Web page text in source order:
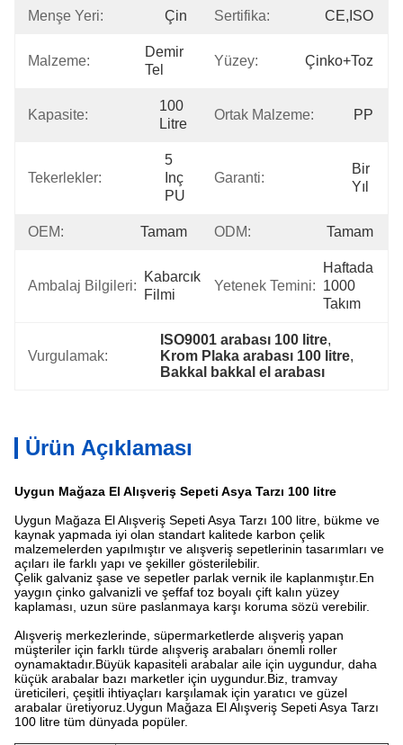
Menşe Yeri: Çin Sertifika: CE,ISO
Malzeme:
Demir
Tel
Yüzey: Çinko+toz
Kapasite:
100
Litre
Ortak Malzeme: PP
Tekerlekler:
5
Inç
PU
Garanti:
Bir
Yıl
OEM: Tamam ODM: Tamam
Ambalaj Bilgileri:
Kabarcık
Filmi
Yetenek Temini:
Haftada
1000
Takım
Vurgulamak:
ISO9001 arabası 100 litre,
Krom Plaka arabası 100 litre,
Bakkal bakkal el arabası
Ürün Açıklaması
Uygun Mağaza El Alışveriş Sepeti Asya Tarzı 100 litre
Uygun Mağaza El Alışveriş Sepeti Asya Tarzı 100 litre, bükme ve
kaynak yapmada iyi olan standart kalitede karbon çelik
malzemelerden yapılmıştır ve alışveriş sepetlerinin tasarımları ve
açıları ile farklı yapı ve şekiller gösterilebilir.
Çelik galvaniz şase ve sepetler parlak vernik ile kaplanmıştır.En
yaygın çinko galvanizli ve şeffaf toz boyalı çift kalın yüzey
kaplaması, uzun süre paslanmaya karşı koruma sözü verebilir.
Alışveriş merkezlerinde, süpermarketlerde alışveriş yapan
müşteriler için farklı türde alışveriş arabaları önemli roller
oynamaktadır.Büyük kapasiteli arabalar aile için uygundur, daha
küçük arabalar bazı marketler için uygundur.Biz, tramvay
üreticileri, çeşitli ihtiyaçları karşılamak için yaratıcı ve güzel
arabalar üretiyoruz.Uygun Mağaza El Alışveriş Sepeti Asya Tarzı
100 litre tüm dünyada popüler.